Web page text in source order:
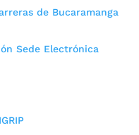
de Bucaramanga
Sede Electrónica